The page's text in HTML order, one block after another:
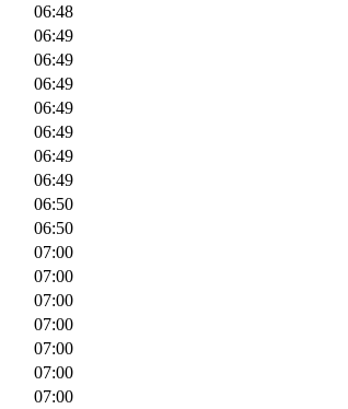
06:48
06:49
06:49
06:49
06:49
06:49
06:49
06:49
06:50
06:50
07:00
07:00
07:00
07:00
07:00
07:00
07:00